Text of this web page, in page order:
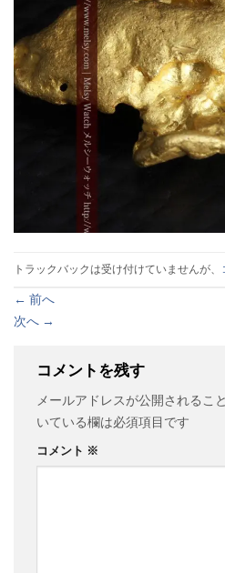
トラックバックは受け付けていませんが、
← 前へ
次へ →
コメントを残す
メールアドレスが公開されるこ
いている欄は必須項目です
コメント ※